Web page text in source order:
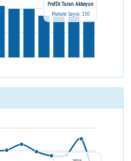
Prof.Dr. Turan Akkoyun
Makale Sayısı: 150